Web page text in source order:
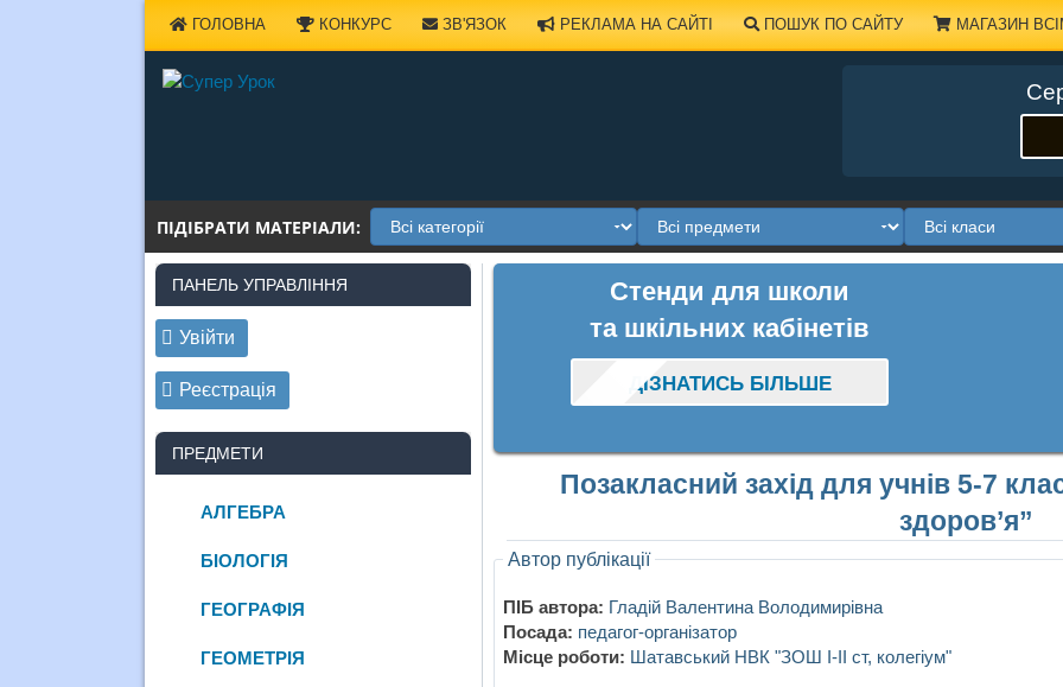
ГОЛОВНА КОНКУРС ЗВ'ЯЗОК РЕКЛАМА НА САЙТІ ПОШУК ПО САЙТУ МАГАЗИН
ПІДІБРАТИ МАТЕРІАЛИ:
Стенди для школи
та шкільних кабінетів
ДІЗНАТИСЬ БІЛЬШЕ
Позакласний захід для учнів 5-7
здоров’я”
Автор публікації
ПІБ автора: Гладій Валентина Володимирівна
Посада: педагог-організатор
Місце роботи: Шатавський НВК "ЗОШ І-ІІ ст, колегіум"
ПАНЕЛЬ УПРАВЛІННЯ
Увійти
Реєстрація
ПРЕДМЕТИ
АЛГЕБРА
БІОЛОГІЯ
ГЕОГРАФІЯ
ГЕОМЕТРІЯ